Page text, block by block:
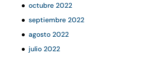
octubre 2022
septiembre 2022
agosto 2022
julio 2022